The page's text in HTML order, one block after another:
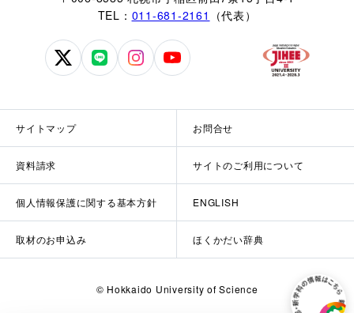
TEL： 011-681-2161 （代表）
北
科
学
公
式
X
北
学
公
式
北
学
公
式
北
学
式
YouTube
サイトマップ お問合せ
資料請求 サイトのご利用について
個人情報保護に関する基本方針 ENGLISH
取材のお申込み ほくかだい辞典
© Hokkaido University of Science